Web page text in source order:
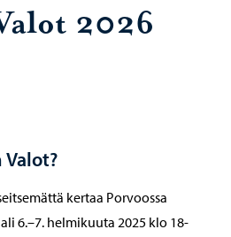
2026
kertaa Porvoossa
6.–7. helmikuuta 2025 klo 18-